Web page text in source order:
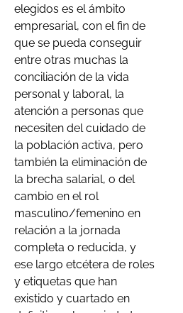
elegidos es el ámbito
empresarial, con el fin de
que se pueda conseguir
entre otras muchas la
conciliación de la vida
personal y laboral, la
atención a personas que
necesiten del cuidado de
la población activa, pero
también la eliminación de
la brecha salarial, o del
cambio en el rol
masculino/femenino en
relación a la jornada
completa o reducida, y
ese largo etcétera de roles
y etiquetas que han
existido y cuartado en